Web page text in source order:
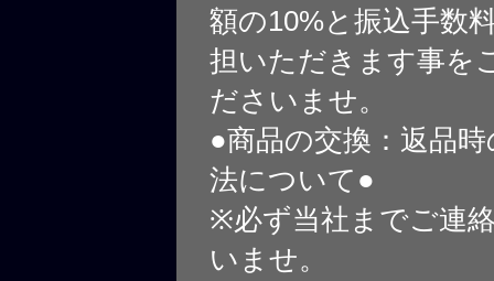
額の10%と振込手数
担いただきます事を
ださいませ。
●商品の交換：返品
法について●
※必ず当社までご連
いませ。